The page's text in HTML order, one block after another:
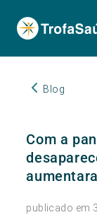
Blog
Com a
publicado em